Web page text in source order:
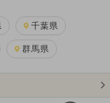
千葉県
群馬県